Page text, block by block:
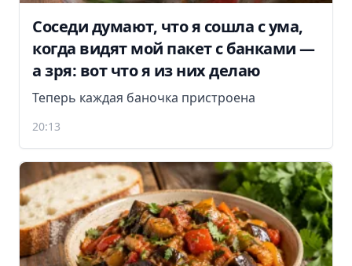
Соседи думают, что я сошла с ума,
когда видят мой пакет с банками —
а зря: вот что я из них делаю
Теперь каждая баночка пристроена
20:13